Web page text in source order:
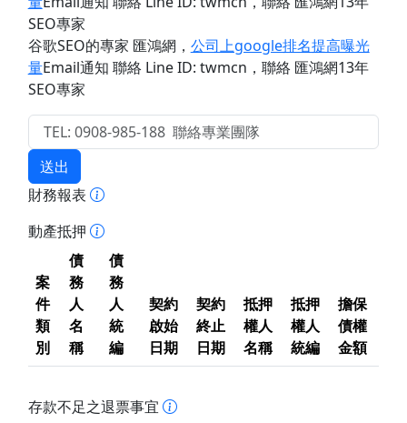
SEO專家
谷歌SEO的專家 匯鴻網 ， 公司上google排名提高曝光
量Email通知 聯絡 Line ID: twmcn ，聯絡 匯鴻網13年
SEO專家
送出
財務報表
動產抵押
案
件
類
別
債
務
人
名
稱
債
務
人
統
編
契約
啟始
日期
契約
終止
日期
抵押
權人
名稱
抵押
權人
統編
擔保
債權
金額
存款不足之退票事宜